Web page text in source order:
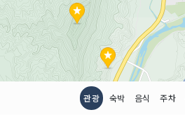
관광 숙박 음식 주차